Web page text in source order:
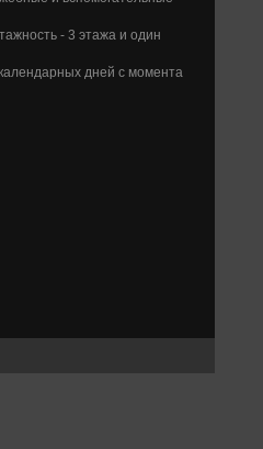
- 3 этажа и один
дней с момента